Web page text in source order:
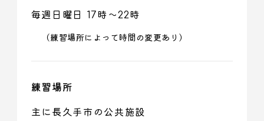
毎週日曜日 17時～22時
（練習場所によって時間の変更あり）
練習場所
主に長久手市の公共施設